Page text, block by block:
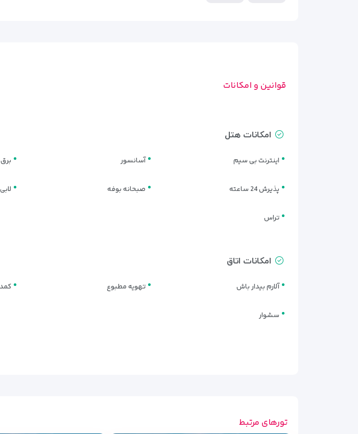
قوانین و امکانات
امکانات هتل
اینترنت بی سیم آسانسور
پذیرش 24 ساعته صبحانه بوفه لابی
تراس
امکانات اتاق
آلارم بیدار باش تهویه مطبوع
سشوار
تورهای مرتبط